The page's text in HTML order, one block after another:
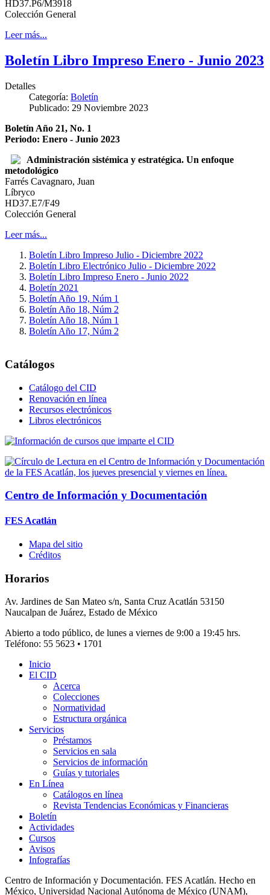
HD37.P6/M3918
Colección General
Leer más...
Boletín Libro Impreso Enero - Junio 2023
Detalles
Categoría: Boletín
Publicado: 29 Noviembre 2023
Boletín Año 21, No. 1
Periodo: Enero - Junio 2023
Administración sistémica y estratégica. Un enfoque
metodológico
Farrés Cavagnaro, Juan
Líbryco
HD37.E7/F49
Colección General
Leer más...
Boletín Libro Impreso Julio - Diciembre 2022
Boletín Libro Electrónico Julio - Diciembre 2022
Boletín Libro Impreso Enero - Junio 2022
Boletín 2021
Boletín Año 19, Núm 1
Boletín Año 18, Núm 2
Boletín Año 18, Núm 1
Boletín Año 17, Núm 2
Catálogos
Catálogo del CID
Renovación en línea
Recursos electrónicos
Libros electrónicos
Centro de Información y Documentación
FES Acatlán
Mapa del sitio
Créditos
Horarios
Av. Jardines de San Mateo s/n, Santa Cruz Acatlán 53150
Naucalpan de Juárez, Estado de México
Abierto a todo público, de lunes a viernes de 9:00 a 19:45 hrs.
Teléfono: 55 5623 • 1701
Inicio
El CID
Acerca
Colecciones
Normatividad
Estructura orgánica
Servicios
Préstamos
Servicios en sala
Servicios de información
Guías y tutoriales
En Línea
Catálogos en línea
Revista Tendencias Económicas y Financieras
Boletín
Actividades
Cursos
Avisos
Infografías
Centro de Información y Documentación. FES Acatlán. Hecho en
México, Universidad Nacional Autónoma de México (UNAM),